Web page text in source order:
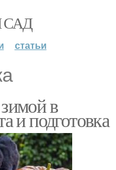
САД
статьи
в
и подготовка